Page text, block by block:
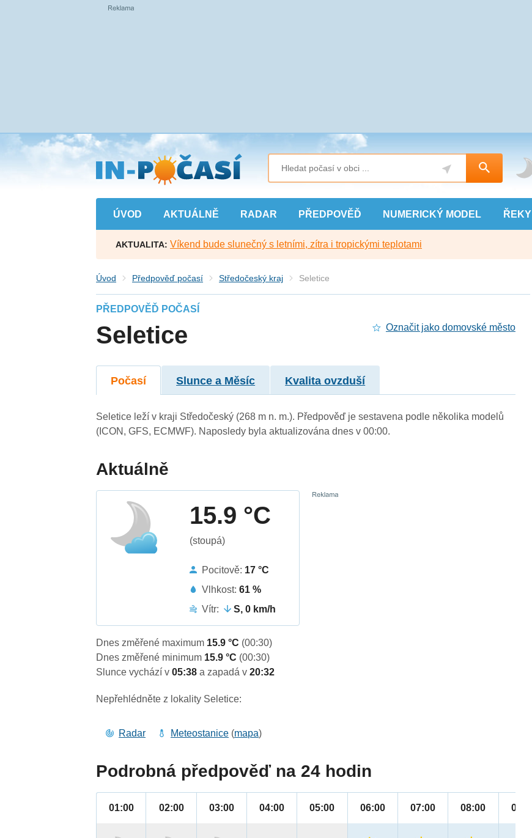
Přejít
na
hlavní
obsah
ÚVOD AKTUÁLNĚ RADAR PŘEDPOVĚĎ NUMERICKÝ MODEL ŘEKY
AKTUALITA: Víkend bude slunečný s letními, zítra i tropickými teplotami
Úvod Předpověď počasí Středočeský kraj Seletice
PŘEDPOVĚĎ POČASÍ
Seletice Označit jako domovské město
Počasí Slunce a Měsíc Kvalita ovzduší
Seletice leží v kraji Středočeský (268 m n. m.). Předpověď je sestavena podle několika modelů
(ICON, GFS, ECMWF). Naposledy byla aktualizována dnes v 00:00.
Aktuálně
15.9 °C
(stoupá)
Pocitově: 17 °C
Vlhkost:61 %
Vítr:
S, 0 km/h
Dnes změřené maximum 15.9 °C (00:30)
Dnes změřené minimum 15.9 °C (00:30)
Slunce vychází v05:38a zapadá v20:32
Nepřehlédněte z lokality Seletice:
Radar Meteostanice (mapa)
Podrobná předpověď na 24 hodin
01:00 02:00 03:00 04:00 05:00 06:00 07:00 08:00 09:00